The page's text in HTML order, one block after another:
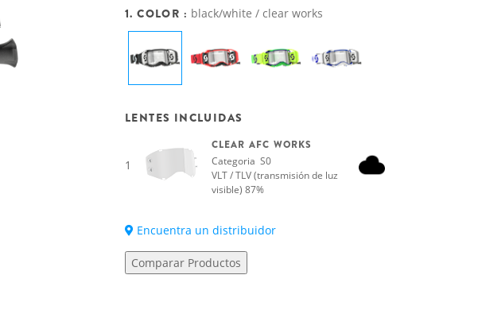
1. COLOR : black/white / clear works
LENTES INCLUIDAS
1
CLEAR AFC WORKS
Categoria S0
VLT / TLV (transmisión de luz
visible) 87%
Encuentra un distribuidor
Comparar Productos